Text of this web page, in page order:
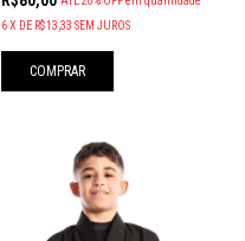
6 X DE R$13,33 SEM JUROS
COMPRAR